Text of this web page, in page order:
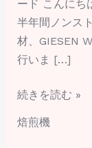
ード こんにち
半年間ノンス
材、GIESEN
行いま […]
の
見
直
で
焙
続きを読む »
焙煎機